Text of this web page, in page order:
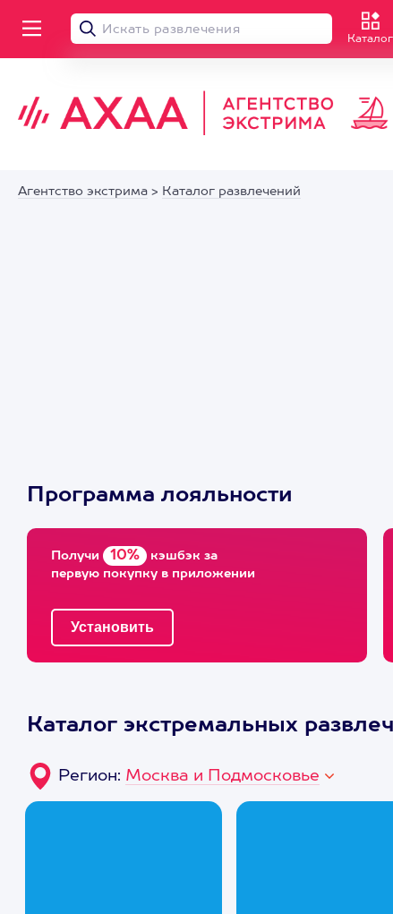
Каталог
Агентство экстрима > Каталог развлечений
Программа лояльности
Получи 10% кэшбэк за
первую покупку в приложении
Каталог экстремальных
Регион: Москва и Подмосковье